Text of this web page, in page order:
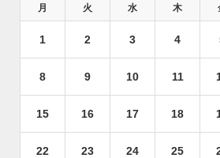
月 火 水 木
1 2 3 4
8 9 10 11
15 16 17 18
22 23 24 25